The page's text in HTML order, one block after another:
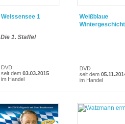
Weissensee 1
Die 1. Staffel
DVD
seit dem 03.03.2015
im Handel
Weißblaue
DVD
seit dem
im Handel